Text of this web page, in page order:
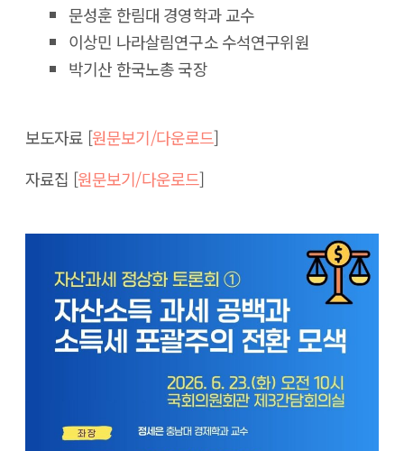
문성훈 한림대 경영학과 교수
이상민 나라살림연구소 수석연구위원
박기산 한국노총 국장
보도자료 [원문보기/다운로드]
자료집 [원문보기/다운로드]